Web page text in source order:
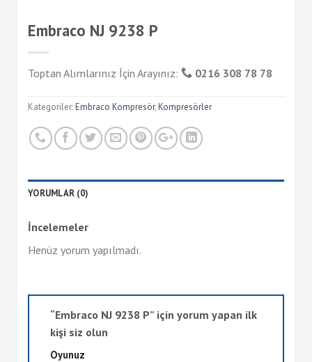
Embraco NJ 9238 P
Toptan Alımlarınız İçin Arayınız: 0216 308 78 78
Kategoriler:Embraco Kompresör,Kompresörler
YORUMLAR (0)
İncelemeler
Henüz yorum yapılmadı.
“Embraco NJ 9238 P” için yorum yapan ilk
kişi siz olun
Oyunuz